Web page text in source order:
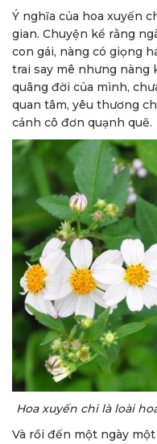
Ý nghĩa của hoa xuyến
gian. Chuyện kể rằng
con gái, nàng có giọng
trai say mê nhưng nàng
quãng đời của mình,
quan tâm, yêu thương
cảnh cô đơn quạnh quẽ.
Hoa xuyến chi là loài
Và rồi đến một ngày